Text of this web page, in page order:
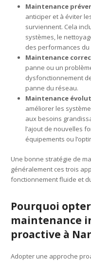
Maintenance
anticiper et à éviter
surviennent. Cela
systèmes, le
des performances du
Maintenance
panne ou un
dysfonctionnement
panne du réseau.
Maintenance
améliorer les
aux besoins
l’ajout de nouvelles
équipements ou
Une bonne stratégie de
généralement ces trois
fonctionnement fluide et
Pourquoi
maintenance
proactive à
Adopter une approche